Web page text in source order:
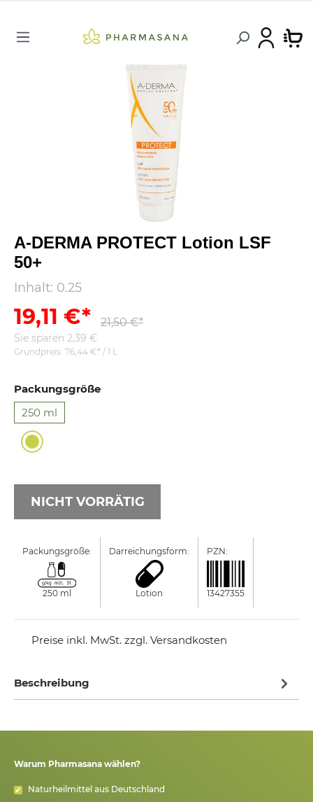
A-DERMA PROTECT Lotion LSF
50+
Inhalt: 0.25
19,11 €* 21,50 €*
Sie sparen 2,39 €
Grundpreis: 76,44 €* / 1 L
Packungsgröße
250 ml
NICHT VORRÄTIG
Packungsgröße:
250 ml
Darreichungsform:
Lotion
PZN:
13427355
Preise inkl. MwSt. zzgl. Versandkosten
Beschreibung
Warum Pharmasana wählen?
Naturheilmittel aus Deutschland